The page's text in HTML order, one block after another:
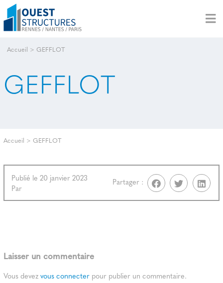
Accueil > GEFFLOT
GEFFLOT
Accueil > GEFFLOT
Publié le 20 janvier 2023
Par
Partager :
Laisser un commentaire
Vous devezvous connecter pour publier un commentaire.